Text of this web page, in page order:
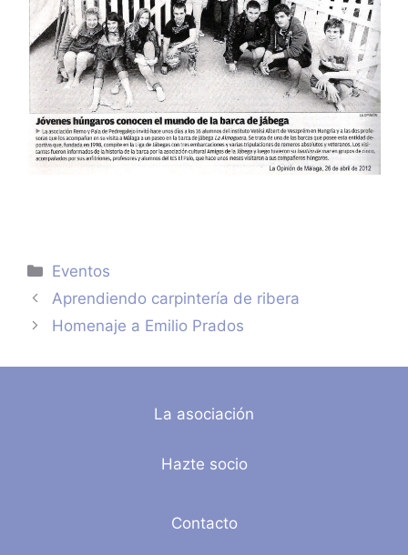
Categorías
Eventos
Aprendiendo carpintería de ribera
Homenaje a Emilio Prados
La asociación
Hazte socio
Contacto